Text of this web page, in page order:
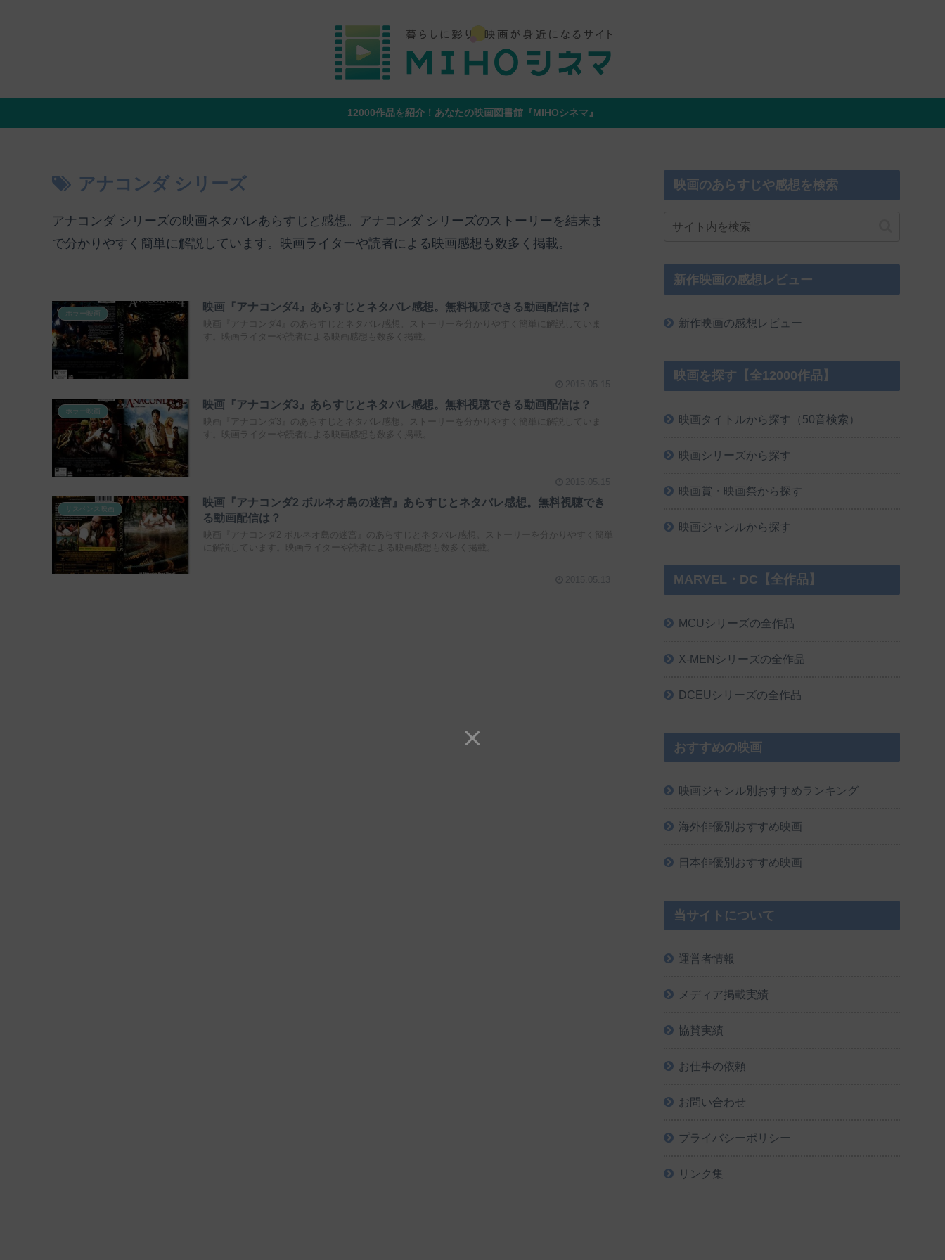
12000作品を紹介！あなたの映画図書館『MIHOシネマ』
アナコンダ シリーズ
アナコンダ シリーズの映画ネタバレあらすじと感想。アナコンダ シリーズのストーリーを結末ま
で分かりやすく簡単に解説しています。映画ライターや読者による映画感想も数多く掲載。
ホラー映画
映画『アナコンダ4』あらすじとネタバレ感想。無料視聴できる動画配信は？
映画『アナコンダ4』のあらすじとネタバレ感想。ストーリーを分かりやすく簡単に解説していま
す。映画ライターや読者による映画感想も数多く掲載。
ホラー映画
映画『アナコンダ3』あらすじとネタバレ感想。無料視聴できる動画配信は？
映画『アナコンダ3』のあらすじとネタバレ感想。ストーリーを分かりやすく簡単に解説していま
す。映画ライターや読者による映画感想も数多く掲載。
サスペンス映画
映画『アナコンダ2 ボルネオ島の迷宮』あらすじとネタバレ感想。無料視聴でき
る動画配信は？
映画『アナコンダ2 ボルネオ島の迷宮』のあらすじとネタバレ感想。ストーリーを分かりやすく簡単
に解説しています。映画ライターや読者による映画感想も数多く掲載。
映画のあらすじや感想を検索
新作映画の感想レビュー
新作映画の感想レビュー
映画を探す【全12000作品】
映画タイトルから探す（50音検索）
映画シリーズから探す
映画賞・映画祭から探す
映画ジャンルから探す
MARVEL・DC【全作品】
MCUシリーズの全作品
X-MENシリーズの全作品
DCEUシリーズの全作品
おすすめの映画
映画ジャンル別おすすめランキング
海外俳優別おすすめ映画
日本俳優別おすすめ映画
当サイトについて
運営者情報
メディア掲載実績
協賛実績
お仕事の依頼
お問い合わせ
プライバシーポリシー
リンク集